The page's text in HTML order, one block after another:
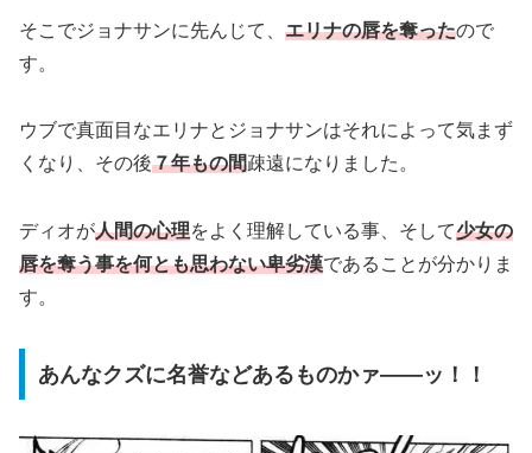
そこでジョナサンに先んじて、 エリナの唇を奪ったので
す。
ウブで真面目なエリナとジョナサンはそれによって気まず
くなり、その後７年もの間疎遠になりました。
ディオが人間の心理をよく理解している事、そして少女の
唇を奪う事を何とも思わない卑劣漢であることが分かりま
す。
あんなクズに名誉などあるものかァ――ッ！！